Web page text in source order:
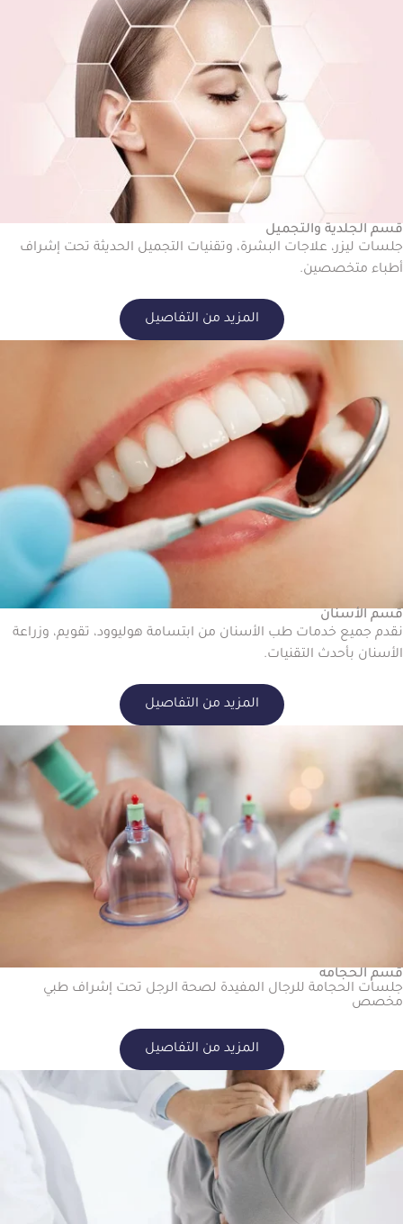
قسم الجلدية والتجميل
جلسات ليزر، علاجات البشرة، وتقنيات التجميل الحديثة تحت إشراف
أطباء متخصصين.
المزيد من التفاصيل
قسم الأسنان
نقدم جميع خدمات طب الأسنان من ابتسامة هوليوود، تقويم، وزراعة
الأسنان بأحدث التقنيات.
المزيد من التفاصيل
قسم الحجامه
جلسات الحجامة للرجال المفيدة لصحة الرجل تحت إشراف طبي
مخصص
المزيد من التفاصيل